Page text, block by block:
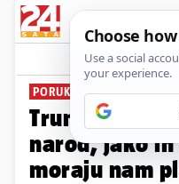
PORUKA
Trump o
narod, jako
moraju nam